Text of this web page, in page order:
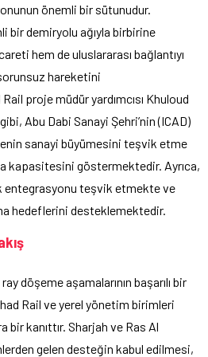
önemli bir sütunudur.
bir demiryolu ağıyla birbirine
hem de uluslararası bağlantıyı
hareketini
proje müdür yardımcısı Khuloud
Abu Dabi Sanayi Şehri’nin (ICAD)
sanayi büyümesini teşvik etme
kapasitesini göstermektedir. Ayrıca,
entegrasyonu teşvik etmekte ve
hedeflerini desteklemektedir.
döşeme aşamalarının başarılı bir
Rail ve yerel yönetim birimleri
bir kanıttır. Sharjah ve Ras Al
gelen desteğin kabul edilmesi,